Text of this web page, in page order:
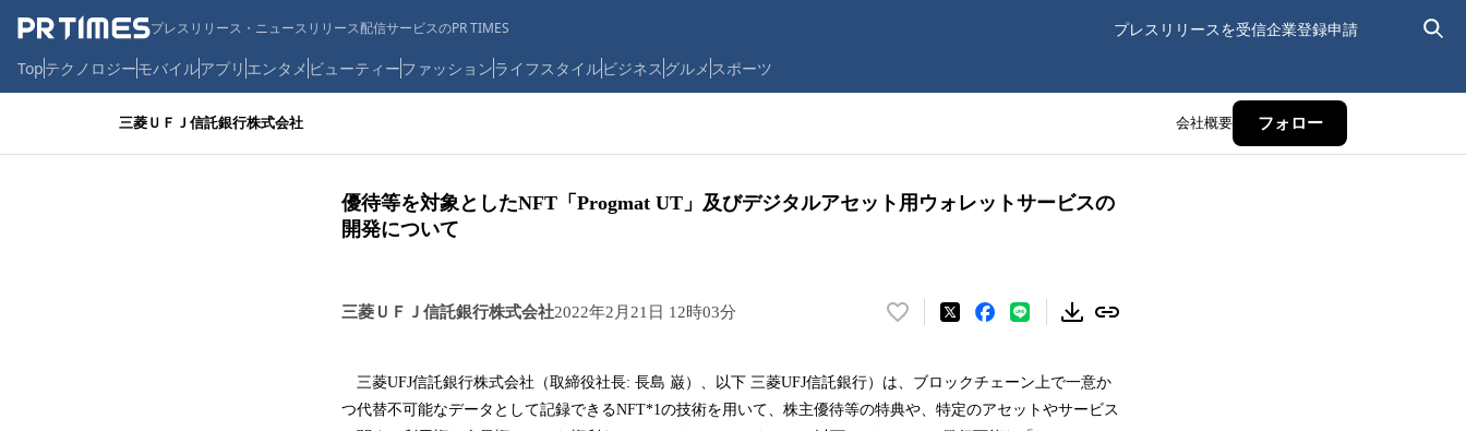
プレスリリース・ニュースリリース配信サービスのPR TIMES プレスリリースを受信企業登録申請
Topテクノロジーモバイルアプリ エンタメ ビューティーファッションライフスタイルビジネス グルメ スポーツ
三菱ＵＦＪ信託銀行株式会社 会社概要 フォロー
優待等を対象としたNFT「Progmat UT」及びデジタルアセット用ウォレットサービスの
開発について
三菱ＵＦＪ信託銀行株式会社2022年2月21日 12時03分
い
！
数
三菱UFJ信託銀行株式会社（取締役社長: 長島 巌）、以下 三菱UFJ信託銀行）は、ブロックチェーン上で一意か
つ代替不可能なデータとして記録できるNFT*1の技術を用いて、株主優待等の特典や、特定のアセットやサービス